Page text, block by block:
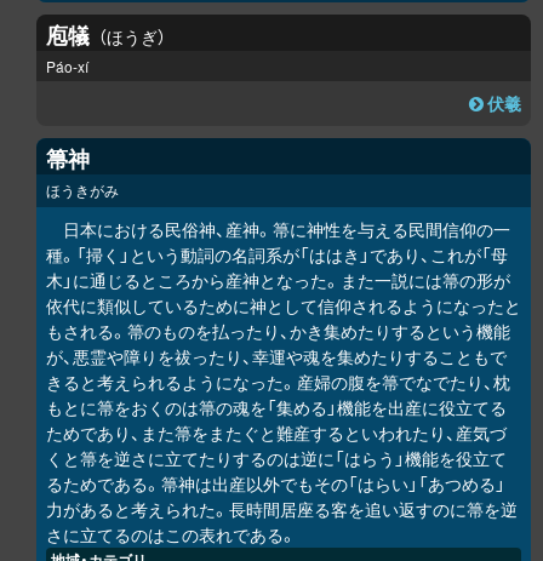
庖犠 ほうぎ
Páo-xí
伏羲
箒神
ほうきがみ
日本における民俗神、産神。箒に神性を与える民間信仰の一
種。「掃く」という動詞の名詞系が「ははき」であり、これが「母
木」に通じるところから産神となった。また一説には箒の形が
依代に類似しているために神として信仰されるようになったと
もされる。箒のものを払ったり、かき集めたりするという機能
が、悪霊や障りを祓ったり、幸運や魂を集めたりすることもで
きると考えられるようになった。産婦の腹を箒でなでたり、枕
もとに箒をおくのは箒の魂を「集める」機能を出産に役立てる
ためであり、また箒をまたぐと難産するといわれたり、産気づ
くと箒を逆さに立てたりするのは逆に「はらう」機能を役立て
るためである。箒神は出産以外でもその「はらい」「あつめる」
力があると考えられた。長時間居座る客を追い返すのに箒を逆
さに立てるのはこの表れである。